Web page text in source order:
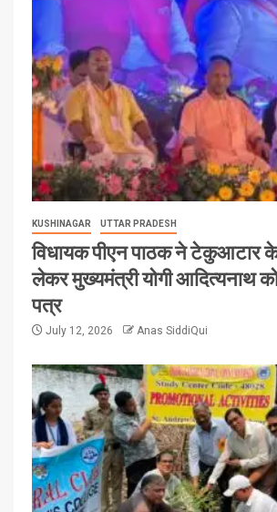
KUSHINAGAR UTTAR PRADESH
विधायक पीएन पाठक ने टेकुआटार
लेकर मुख्यमंत्री योगी आदित्यनाथ को
पत्र
July 12, 2026 Anas SiddiQui